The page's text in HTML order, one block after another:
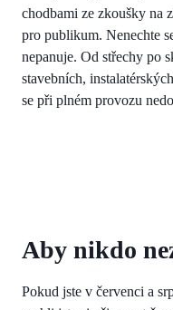
chodbami ze zkoušky na
pro publikum. Nenechte
nepanuje. Od střechy po
stavebních,
se při plném provozu
Aby nikdo
Pokud jste v červenci a